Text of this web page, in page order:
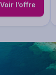
Voir l’offre